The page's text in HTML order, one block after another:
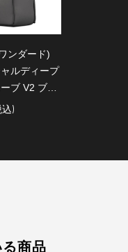
ンダード)
ルディープ
ブ V2 ブラ
BK-2
込)
商品